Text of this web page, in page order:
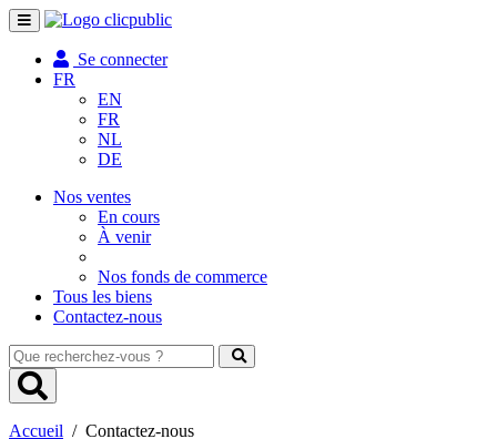
Toggle
navigation
Se connecter
FR
EN
FR
NL
DE
Nos ventes
En cours
À venir
Nos fonds de commerce
Tous les biens
Contactez-nous
Que
recherchez-
vous
Accueil / Contactez-nous